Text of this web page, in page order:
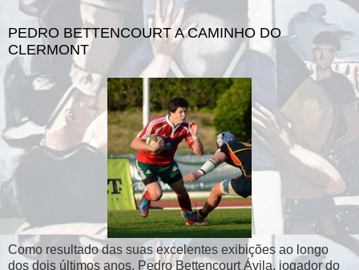
PEDRO BETTENCOURT A CAMINHO DO
CLERMONT
Como resultado das suas excelentes exibições ao longo
dos dois últimos anos, Pedro Bettencourt Ávila, jogador do